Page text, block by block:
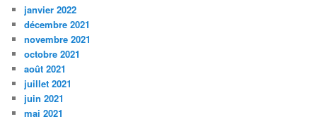
janvier 2022
décembre 2021
novembre 2021
octobre 2021
août 2021
juillet 2021
juin 2021
mai 2021